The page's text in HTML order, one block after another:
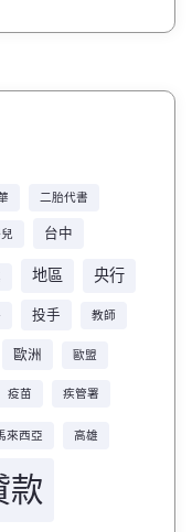
二胎代書
台中
地區 央行
投手 教師
歐洲 歐盟
疫苗 疾管署
來西亞 高雄
款